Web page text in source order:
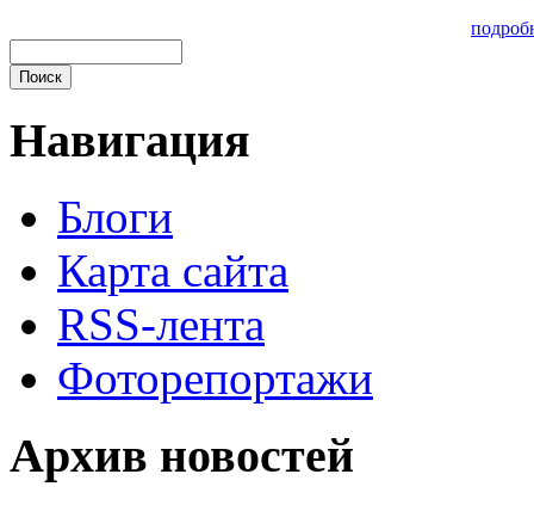
Навигация
Блоги
Карта сайта
RSS-лента
Фоторепортажи
Архив новостей